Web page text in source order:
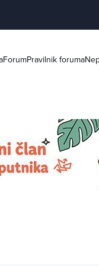
ForumPravilnik foruma